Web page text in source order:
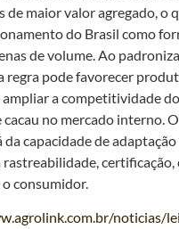
de maior valor agregado, o
do Brasil como
de volume. Ao
regra pode favorecer
a competitividade
no mercado interno. O
capacidade de adaptação
rastreabilidade,
consumidor.
noticias/